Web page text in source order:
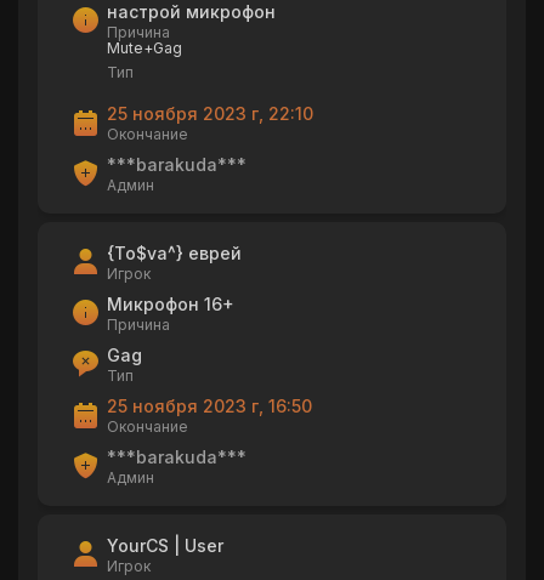
настрой микрофон
Причина
Mute+Gag
Тип
25 ноября 2023 г, 22:10
Окончание
***barakuda***
Админ
{To$va^} еврей
Игрок
Микрофон 16+
Причина
Gag
Тип
25 ноября 2023 г, 16:50
Окончание
***barakuda***
Админ
YourCS | User
Игрок